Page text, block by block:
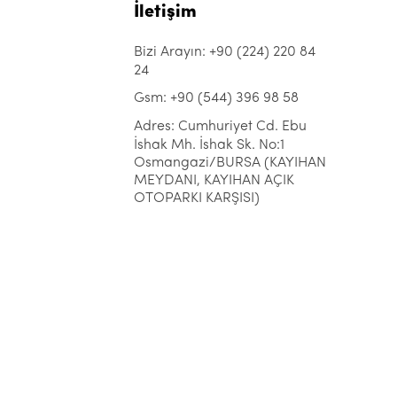
İletişim
Bizi Arayın: +90 (224) 220 84
24
Gsm: +90 (544) 396 98 58
Adres: Cumhuriyet Cd. Ebu
İshak Mh. İshak Sk. No:1
Osmangazi/BURSA (KAYIHAN
MEYDANI, KAYIHAN AÇIK
OTOPARKI KARŞISI)